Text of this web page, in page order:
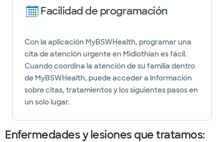
Facilidad de programación
Con la aplicación MyBSWHealth, programar una
cita de atención urgente en Midlothian es fácil.
Cuando coordina la atención de su familia dentro
de MyBSWHealth, puede acceder a información
sobre citas, tratamientos y los siguientes pasos en
un solo lugar.
Enfermedades y lesiones que tratamos: